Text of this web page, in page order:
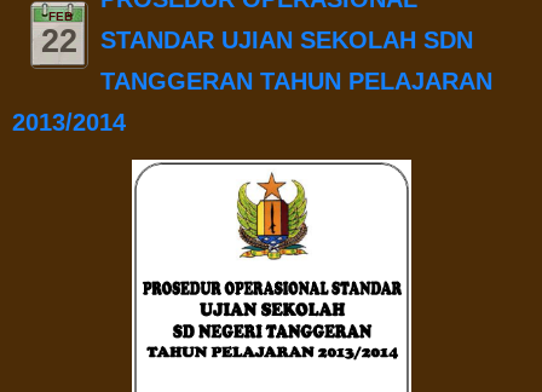
FEB
22
STANDAR UJIAN SEKOLAH SDN
TANGGERAN TAHUN PELAJARAN
2013/2014